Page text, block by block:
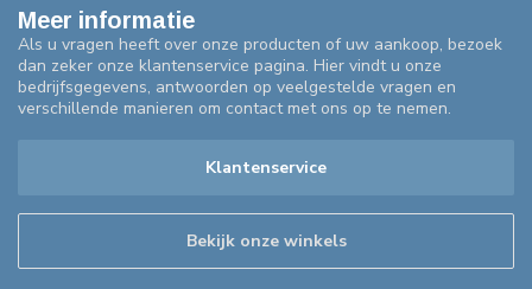
Meer informatie
Als u vragen heeft over onze producten of uw aankoop, bezoek
dan zeker onze klantenservice pagina. Hier vindt u onze
bedrijfsgegevens, antwoorden op veelgestelde vragen en
verschillende manieren om contact met ons op te nemen.
Klantenservice
Bekijk onze winkels